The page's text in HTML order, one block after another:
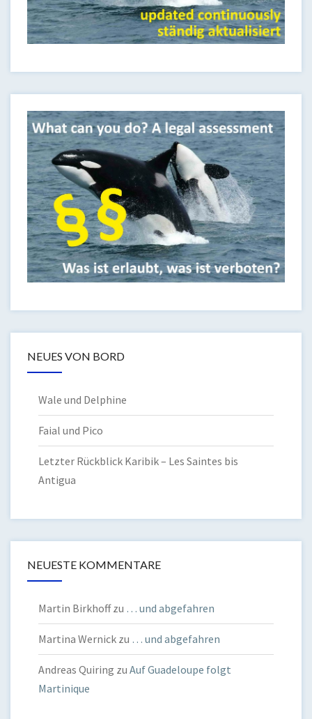
NEUES VON BORD
Wale und Delphine
Faial und Pico
Letzter Rückblick Karibik – Les Saintes bis
Antigua
NEUESTE KOMMENTARE
Martin Birkhoffzu … und abgefahren
Martina Wernick zu … und abgefahren
Andreas Quiring zu Auf Guadeloupe folgt
Martinique